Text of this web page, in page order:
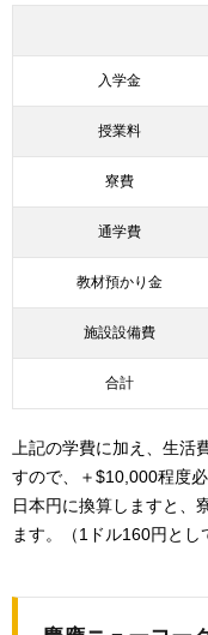
入学金
授業料
寮費
通学費
教材預かり金
施設設備費
合計
上記の学費に加え、生活
すので、＋$10,000程度必
日本円に換算しますと、
ます。（1ドル160円とし